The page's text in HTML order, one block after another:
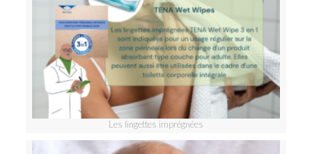
Les lingettes imprégnées